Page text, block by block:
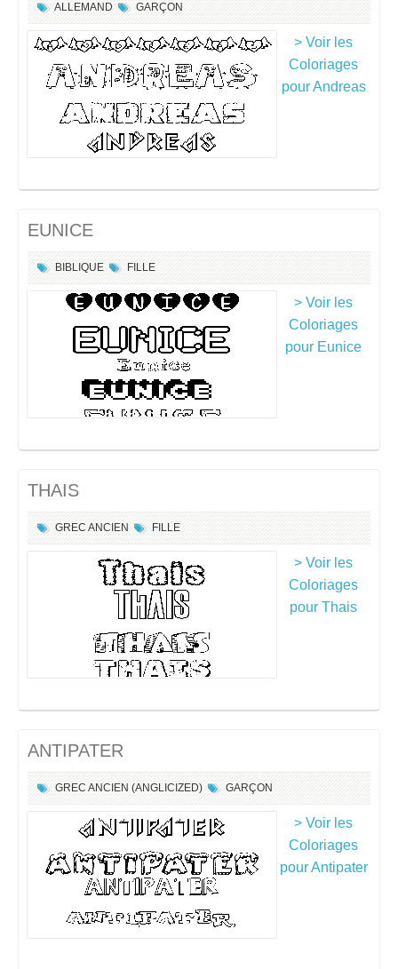
ALLEMAND GARÇON
> Voir les
Coloriages
pour Andreas
EUNICE
BIBLIQUE FILLE
> Voir les
Coloriages
pour Eunice
THAIS
GREC ANCIEN FILLE
> Voir les
Coloriages
pour Thais
ANTIPATER
GREC ANCIEN (ANGLICIZED) GARÇON
> Voir les
Coloriages
pour Antipater